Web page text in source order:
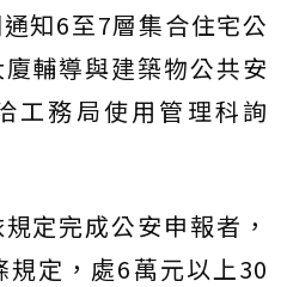
知6至7層集合住宅公
輔導與建築物公共安
工務局使用管理科詢
定完成公安申報者，
定，處6萬元以上30